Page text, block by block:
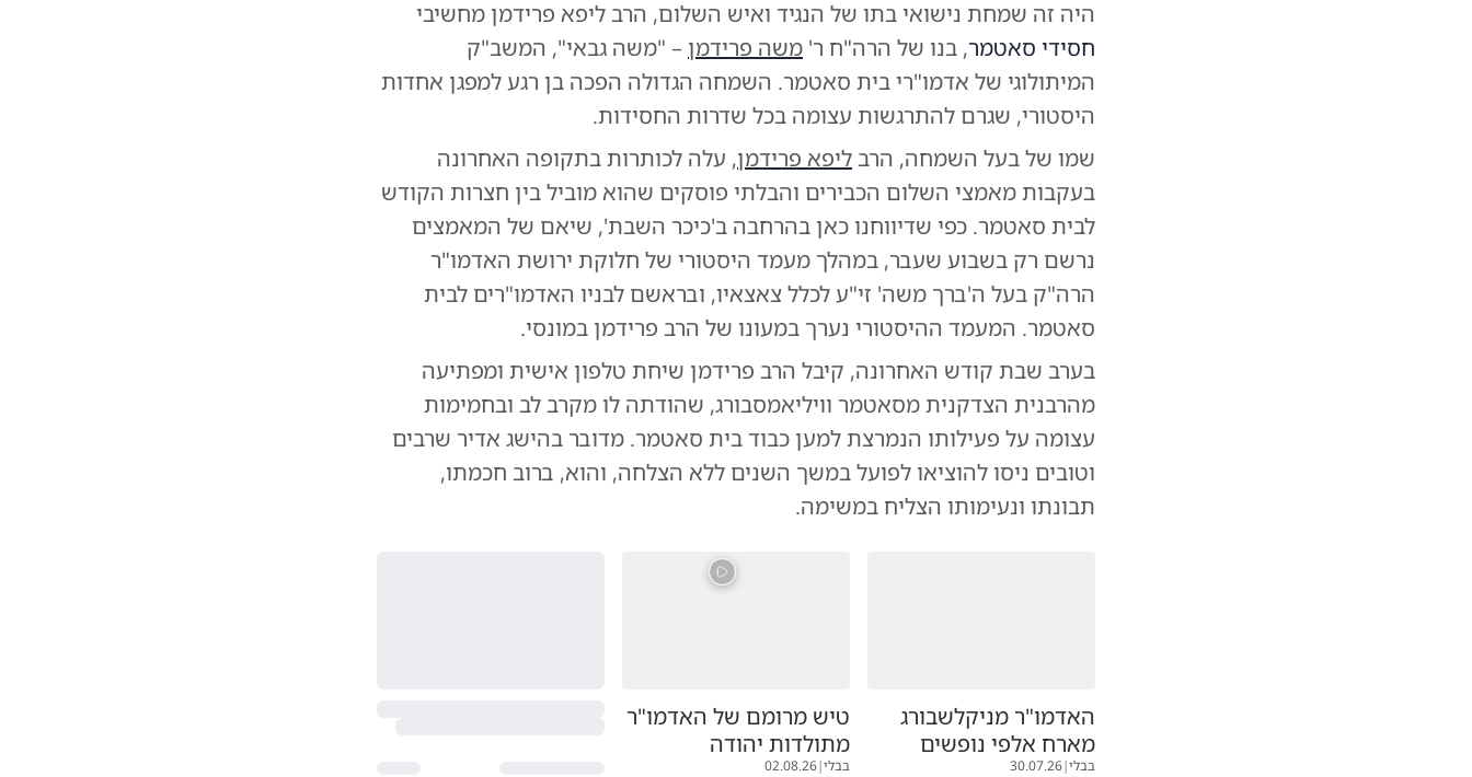
היה זה שמחת נישואי בתו של הנגיד ואיש השלום, הרב ליפא פרידמן מחשיבי
חסידי סאטמר, בנו של הרה"ח ר' משה פרידמן – "משה גבאי", המשב"ק
המיתולוגי של אדמו"רי בית סאטמר. השמחה הגדולה הפכה בן רגע למפגן אחדות
היסטורי, שגרם להתרגשות עצומה בכל שדרות החסידות.
שמו של בעל השמחה, הרבליפא פרידמן, עלה לכותרות בתקופה האחרונה
בעקבות מאמצי השלום הכבירים והבלתי פוסקים שהוא מוביל בין חצרות הקודש
לבית סאטמר. כפי שדיווחנו כאן בהרחבה ב'כיכר השבת', שיאם של המאמצים
נרשם רק בשבוע שעבר, במהלך מעמד היסטורי של חלוקת ירושת האדמו"ר
הרה"ק בעל ה'ברך משה' זי"ע לכלל צאצאיו, ובראשם לבניו האדמו"רים לבית
סאטמר. המעמד ההיסטורי נערך במעונו של הרב פרידמן במונסי.
בערב שבת קודש האחרונה, קיבל הרב פרידמן שיחת טלפון אישית ומפתיעה
מהרבנית הצדקנית מסאטמר וויליאמסבורג, שהודתה לו מקרב לב ובחמימות
עצומה על פעילותו הנמרצת למען כבוד בית סאטמר. מדובר בהישג אדיר שרבים
וטובים ניסו להוציאו לפועל במשך השנים ללא הצלחה, והוא, ברוב חכמתו,
תבונתו ונעימותו הצליח במשימה.
האדמו"ר מניקלשבורג
מארח אלפי נופשים
בבלי|
30.07.26
טיש מרומם של האדמו"ר
מתולדות יהודה
בבלי|
02.08.26